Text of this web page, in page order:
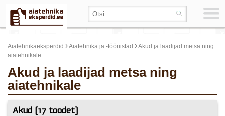
Aiatehnikaeksperdid ›Aiatehnika ja -tööriistad ›Akud ja laadijad metsa ning
aiatehnikale
Akud ja laadijad metsa ning
aiatehnikale
Akud (17 toodet)